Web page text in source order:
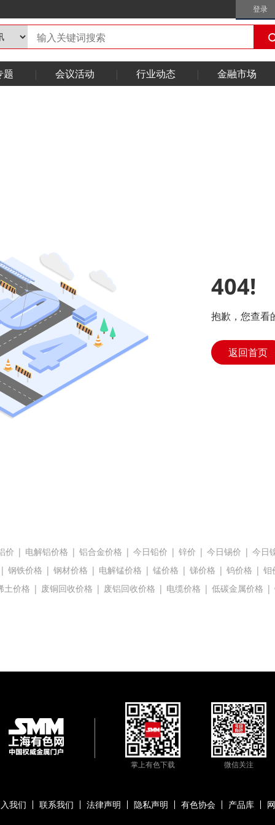
登录
题 会议活动 行业动态 金融市场
404!
抱歉，您查看
返回首页
价 | 电解铝价格 | 铝合金价格 | 今日铅价 | 锌价 | 今日锡价 | 今日
| 钢铁价格 | 钢材价格 | 电解锰价格 | 锰价格 | 锑价格 | 钨价格 | 钼
土价格 | 废铜回收价格 | 废铝回收价格 | 电缆价格 | 低碳金属价格 |
掌上有色下载 微信关注
我们 联系我们 法律声明 隐私声明 有色协会 产品库